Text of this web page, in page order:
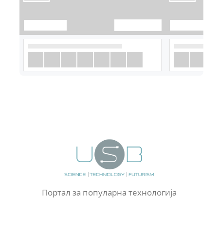
Портал за популарна технологија